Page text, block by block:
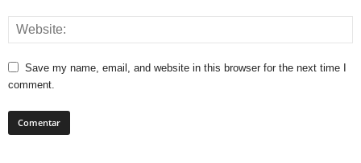
Save my name, email, and website in this browser for the next time I
comment.